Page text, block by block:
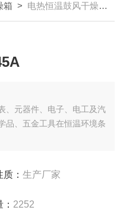
箱 > 电热恒温鼓风干燥箱DHG-9145A
、元器件、电子、电工及汽
品、五金工具在恒温环境条
： 生产厂家
2252